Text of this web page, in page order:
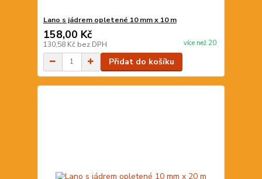
Lano s jádrem opletené 10 mm x 10 m
158,00 Kč
130,58 Kč bez DPH více než 20
Přidat do košíku